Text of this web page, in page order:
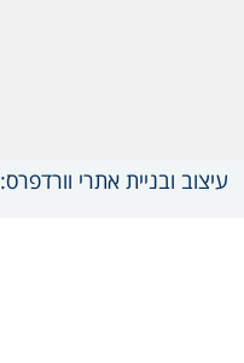
עיצוב ובניית אתרי וורדפרס: Odesign